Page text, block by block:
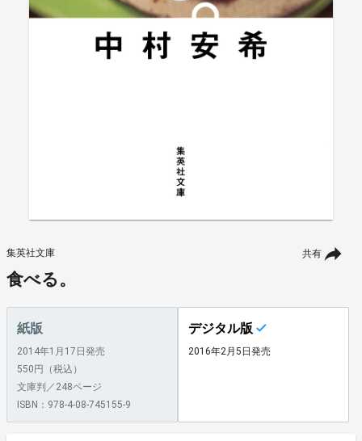
共有
集英社文庫
食べる。
紙版
2014年1月17日発売
550円（税込）
文庫判／248ページ
ISBN：978-4-08-745155-9
デジタル版
2016年2月5日発売